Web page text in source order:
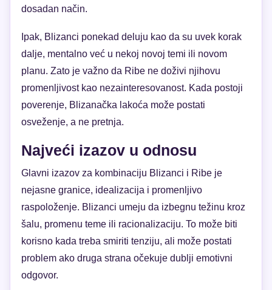
dosadan način.
Ipak, Blizanci ponekad deluju kao da su uvek korak
dalje, mentalno već u nekoj novoj temi ili novom
planu. Zato je važno da Ribe ne doživi njihovu
promenljivost kao nezainteresovanost. Kada postoji
poverenje, Blizanačka lakoća može postati
osveženje, a ne pretnja.
Najveći izazov u odnosu
Glavni izazov za kombinaciju Blizanci i Ribe je
nejasne granice, idealizacija i promenljivo
raspoloženje. Blizanci umeju da izbegnu težinu kroz
šalu, promenu teme ili racionalizaciju. To može biti
korisno kada treba smiriti tenziju, ali može postati
problem ako druga strana očekuje dublji emotivni
odgovor.